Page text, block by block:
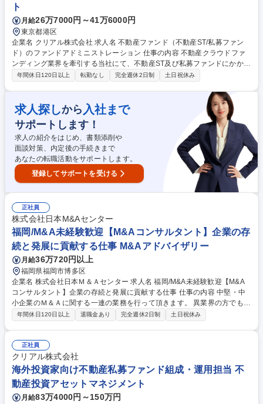
ト
月給26万7000円～41万6000円
東京都港区
企業名 クリアル株式会社 求人名 不動産ファンド（不動産ST/私募ファン
ド）のファンドアドミニストレーション 仕事の内容 不動産クラウドファ
ンディング業界を牽引する当社にて、不動産ST及び私募ファンドにかかる
ファンドアドミニストレーション業務全般ならびにコーポレート関連業務
託銀行・会計事務所への指図業務 ■SPC設立・清算・機関運営業務 ■コン
プライアンス管理、各種委員会事務局業務 ■社内稟議申請・支払申請等
【業務内容の変更範囲】当社の指定する業務 募集職種 不動産ファンド
（不動産ST/私募ファンド）のファンドアドミニストレーション
年間休日120日以上 転勤なし 完全週休2日制 土日祝休み
求人探しから 入社まで
サポートします！
求人の紹介をはじめ、書類添削や
面談対策、内定後の手続きまで
あなたの転職活動をサポートします。
登録してサポートを受ける
正社員
株式会社日本M&Aセンター
福岡/M&A未経験歓迎【M&Aコンサルタント】企業の存
続と発展に貢献する仕事 M&Aアドバイザリー
月給36万720円以上
福岡県福岡市博多区
企業名 株式会社日本Ｍ＆Ａセンター 求人名 福岡/M&A未経験歓迎【M&A
コンサルタント】企業の存続と発展に貢献する仕事 仕事の内容 中堅・中
小企業のＭ＆Ａに関する一連の業務を行って頂きます。 異業界の方でも、
今までの営業経験を活かしてご活躍頂ける環境が整っております。※当社
企業評価・契約書案作成等) ※売り手、買い手どちらも関わることができ
ます。【報酬】M&Aコンサルタント2年目以上平均給与1647万、3年目以
上1857万。極端な成果給ではなく、固定給もバランスよく支給してお
り、長期間安定して働ける給与制度です。※2022年度の入社後のM&Aコ
ンサルタント早期離職率0% 募集職種 福岡/M&A未経験歓迎【M&Aコンサ
ルタント】企業の存続と発展に貢献する仕事
年間休日120日以上 退職金あり 完全週休2日制 土日祝休み
正社員
クリアル株式会社
海外投資家向け不動産私募ファンド組成・運用担当 不
動産投資アセットマネジメント
月給83万4000円～150万円